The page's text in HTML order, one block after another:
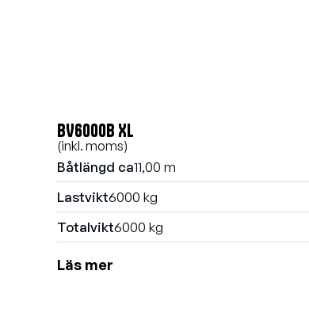
BV6000B XL
(inkl. moms)
Båtlängd ca11,00 m
Lastvikt6000 kg
Totalvikt6000 kg
Läs mer